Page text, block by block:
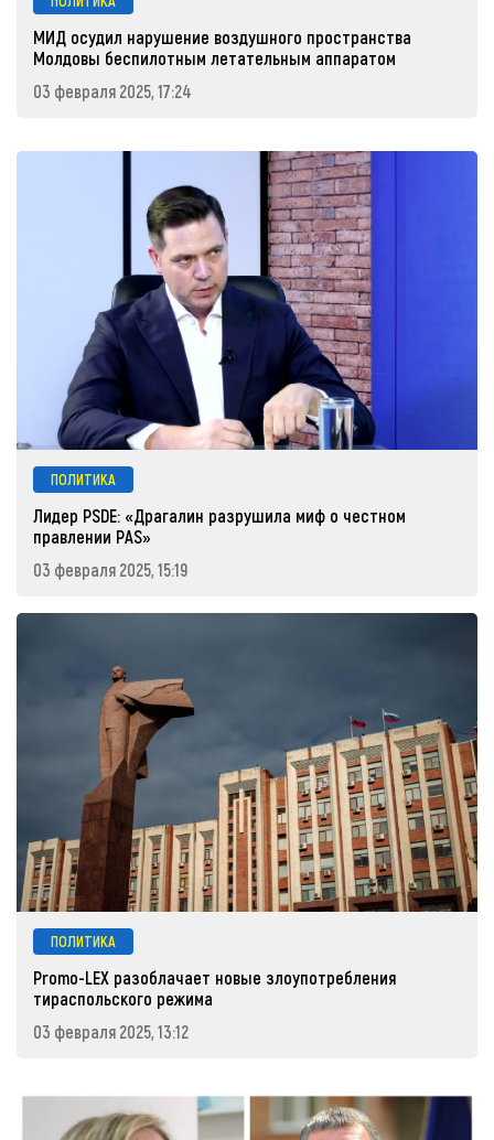
МИД осудил нарушение воздушного пространства
Молдовы беспилотным летательным аппаратом
03 февраля 2025, 17:24
ПОЛИТИКА
Лидер PSDE: «Драгалин разрушила миф о честном
правлении PAS»
03 февраля 2025, 15:19
ПОЛИТИКА
Promo-LEX разоблачает новые злоупотребления
тираспольского режима
03 февраля 2025, 13:12